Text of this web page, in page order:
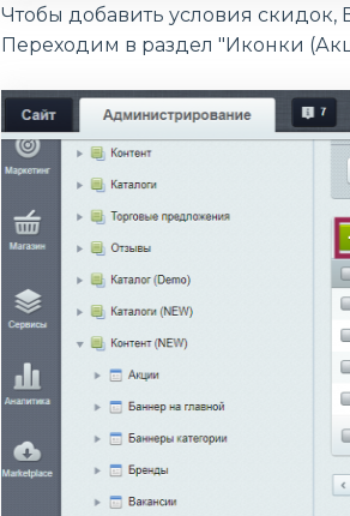
Чтобы добавить условия скидок,
Переходим в раздел "Иконки